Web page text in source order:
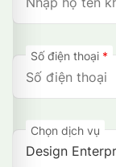
Số điện thoại *
Chọn dịch vụ